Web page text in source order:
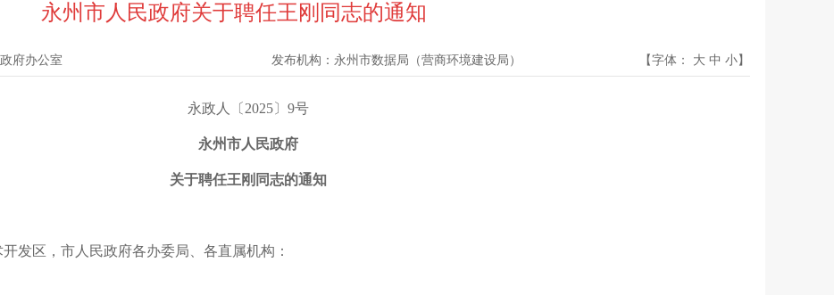
永州市人民政府关于聘任王刚同志的通知
府办公室 发布机构： 永州市数据局（营商环境建设局） 【字体： 大 中 小】
永政人〔2025〕9号
永州市人民政府
关于聘任王刚同志的通知
发区，市人民政府各办委局、各直属机构：